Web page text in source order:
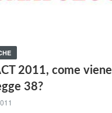
2011, come viene
38?